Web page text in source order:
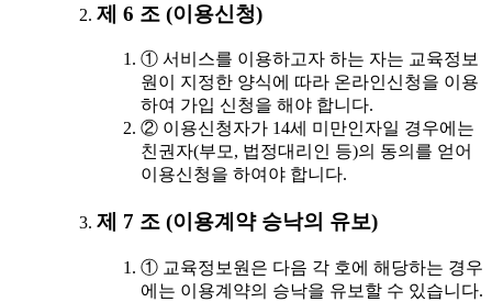
제 6 조 (이용신청)
① 서비스를 이용하고자 하는 자는 교육정보
원이 지정한 양식에 따라 온라인신청을 이용
하여 가입 신청을 해야 합니다.
② 이용신청자가 14세 미만인자일 경우에는
친권자(부모, 법정대리인 등)의 동의를 얻어
이용신청을 하여야 합니다.
제 7 조 (이용계약 승낙의 유보)
① 교육정보원은 다음 각 호에 해당하는 경우
에는 이용계약의 승낙을 유보할 수 있습니다.